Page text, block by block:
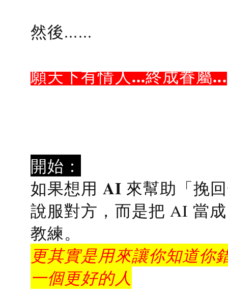
然後......
願天下有情人...終成眷屬...
開始：
如果想用 AI 來幫助「挽
說服對方，而是把 AI 當
教練。
更其實是用來讓你知道你
一個更好的人